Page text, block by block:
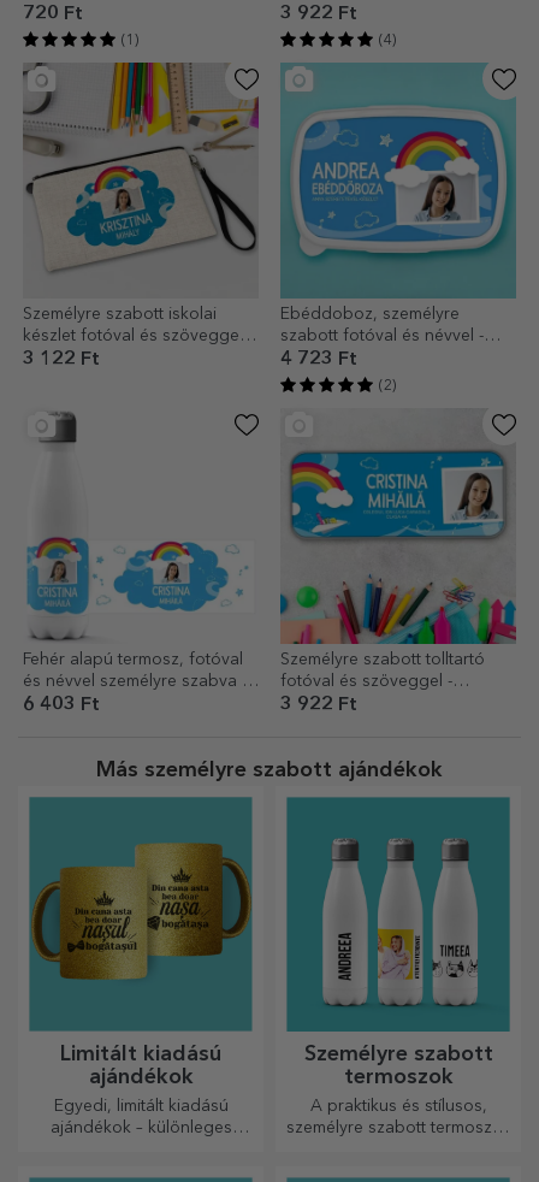
720 Ft
(1)
modell
3 922 Ft
(4)
Személyre szabott iskolai
készlet fotóval és szöveggel –
Rainbow modell
3 122 Ft
Ebéddoboz, személyre
szabott fotóval és névvel -
Rainbow modell
4 723 Ft
(2)
Fehér alapú termosz, fotóval
és névvel személyre szabva –
Rainbow modell
6 403 Ft
Személyre szabott tolltartó
fotóval és szöveggel -
Rainbow modell
3 922 Ft
Más személyre szabott ajándékok
Limitált kiadású
ajándékok
Egyedi, limitált kiadású
ajándékok – különleges
Személyre szabott
termoszok
A praktikus és stílusos,
személyre szabott termoszok